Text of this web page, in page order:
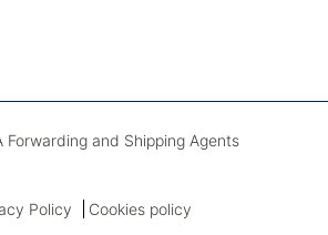
and Shipping Agents
Policy Cookies policy